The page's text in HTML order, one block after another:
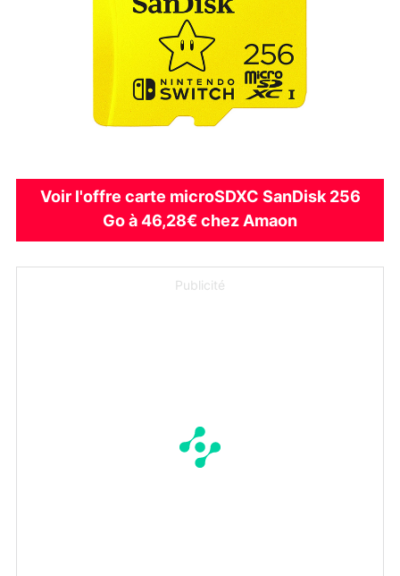
Voir l'offre carte microSDXC SanDisk 256
Go à 46,28€ chez Amaon
Publicité